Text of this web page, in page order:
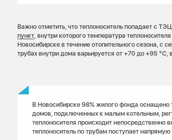
Важно отметить, что теплоноситель попадает с
пункт , внутри которого температура
Новосибирске в течение отопительного сезона, с
трубах внутри дома варьируется от +70 до +95
В Новосибирске 98% жилого фонда оснащено
домов, подключенных к малым котельным,
теплоносителя происходит непосредственно
теплоноситель по трубам поступает